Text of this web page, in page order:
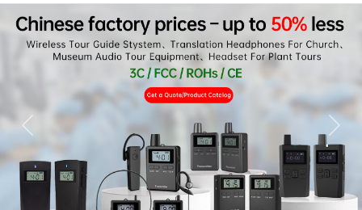
Previous Next